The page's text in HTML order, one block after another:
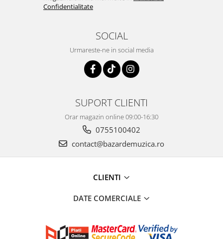
Confidentialitate
SOCIAL
Urmareste-ne in social media
SUPORT CLIENTI
Orar magazin online 09:00-16:30
0755100402
contact@bazardemuzica.ro
CLIENTI
DATE COMERCIALE